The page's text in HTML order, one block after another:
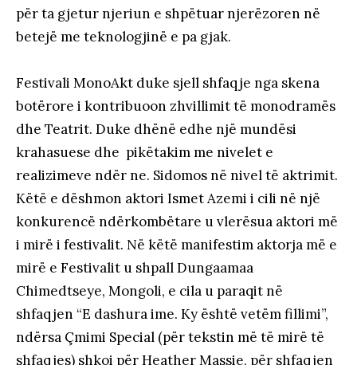
për ta gjetur njeriun e shpëtuar njerëzoren në
betejë me teknologjinë e pa gjak.
Festivali MonoAkt duke sjell shfaqje nga skena
botërore i kontribuoon zhvillimit të monodramës
dhe Teatrit. Duke dhënë edhe një mundësi
krahasuese dhe pikëtakim me nivelet e
realizimeve ndër ne. Sidomos në nivel të aktrimit.
Këtë e dëshmon aktori Ismet Azemi i cili në një
konkurencë ndërkombëtare u vlerësua aktori më
i mirë i festivalit. Në këtë manifestim aktorja më e
mirë e Festivalit u shpall Dungaamaa
Chimedtseye, Mongoli, e cila u paraqit në
shfaqjen “E dashura ime. Ky është vetëm fillimi”,
ndërsa Çmimi Special (për tekstin më të mirë të
shfaqjes) shkoi për Heather Massie, për shfaqjen